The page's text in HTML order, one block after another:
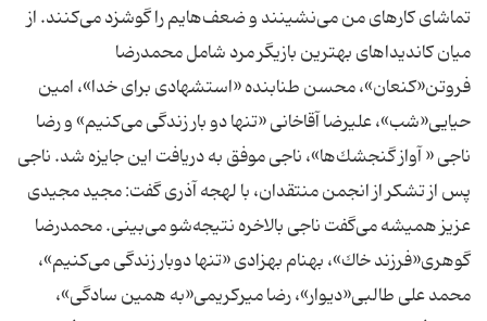
تماشای كارهای من می‌نشینند و ضعف‌هایم را گوشزد می‌كنند. از
میان كاندیداهای بهترین بازیگر مرد شامل محمدرضا
فروتن«كنعان»، محسن طنابنده «استشهادی برای خدا»، امین
حیایی«شب»، علیرضا آقاخانی «تنها دو بار زندگی می‌كنیم» و رضا
ناجی « آواز گنجشك‌ها»، ناجی موفق به دریافت این جایزه شد. ناجی
پس از تشكر از انجمن منتقدان، با لهجه آذری گفت: مجید مجیدی
عزیز همیشه می‌گفت ناجی بالاخره نتیجه‌شو می‌بینی. محمدرضا
گوهری«فرزند خاك»، بهنام بهزادی «تنها دوبار زندگی می‌كنیم»،
محمد علی طالبی«دیوار»، رضا میركریمی«به همین سادگی»،